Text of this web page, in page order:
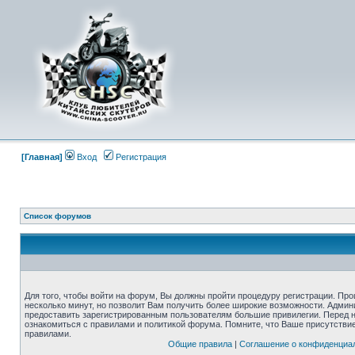
[Главная] Вход Регистрация
Список форумов
Для того, чтобы войти на форум, Вы должны пройти процедуру регистрации.
несколько минут, но позволит Вам получить более широкие возможности.
предоставить зарегистрированным пользователям большие привилегии.
ознакомиться с правилами и политикой форума. Помните, что Ваше
правилами.
Общие правила| Соглашение о